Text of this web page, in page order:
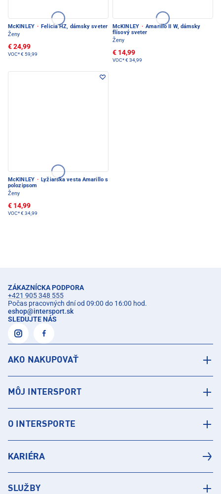
McKINLEY · Felicia HZ, dámsky sveter
Ženy
€ 24,99
VOC*€ 59,99
McKINLEY · Amarillo II W, dámsky
flísový sveter
Ženy
€ 14,99
VOC*€ 34,99
McKINLEY · Lyžiarska vesta Amarillo s
polozipsom
Ženy
€ 14,99
VOC*€ 34,99
ZÁKAZNÍCKA PODPORA
+421 905 348 555
Počas pracovných dní od 09:00 do 16:00 hod.
eshop@intersport.sk
SLEDUJTE NÁS
AKO NAKUPOVAŤ
MÔJ INTERSPORT
O INTERSPORTE
KARIÉRA
SLUŽBY